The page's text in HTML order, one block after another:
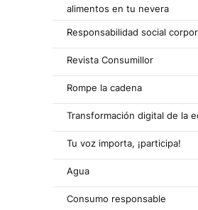
alimentos en tu nevera
Responsabilidad social
Revista Consumillor
Rompe la cadena
Transformación digital de la
Tu voz importa, ¡participa!
Agua
Consumo responsable